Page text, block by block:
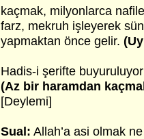
kaçmak, milyonlarca
farz, mekruh işleyerek
yapmaktan önce gelir.
Hadis-i şerifte
(Az bir haramdan
[Deylemi]
Sual: Allah’a asi olmak